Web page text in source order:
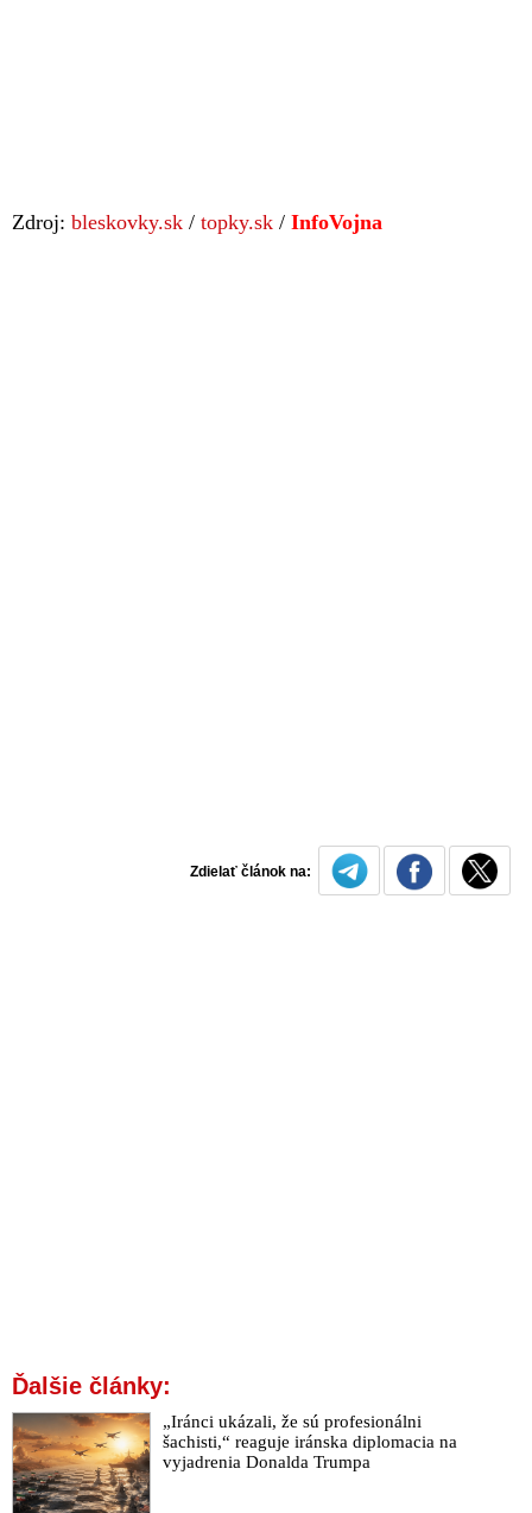
Zdroj: bleskovky.sk / topky.sk / InfoVojna
Zdielať článok na:
Ďalšie články:
„Iránci ukázali, že sú profesionálni
šachisti,“ reaguje iránska diplomacia na
vyjadrenia Donalda Trumpa